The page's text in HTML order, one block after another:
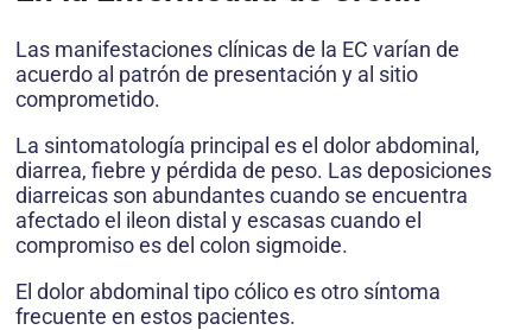
Las manifestaciones clínicas de la EC varían de
acuerdo al patrón de presentación y al sitio
comprometido.
La sintomatología principal es el dolor abdominal,
diarrea, fiebre y pérdida de peso. Las deposiciones
diarreicas son abundantes cuando se encuentra
afectado el ileon distal y escasas cuando el
compromiso es del colon sigmoide.
El dolor abdominal tipo cólico es otro síntoma
frecuente en estos pacientes.